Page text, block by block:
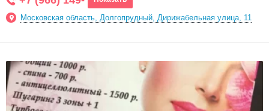
Московская область, Долгопрудный, Дирижабельная улица, 11